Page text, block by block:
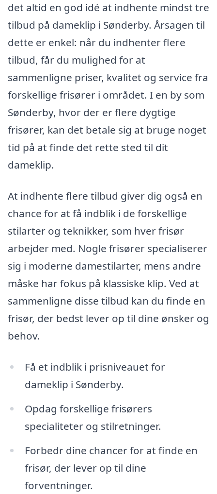
det altid en god idé at indhente mindst tre
tilbud på dameklip i Sønderby. Årsagen til
dette er enkel: når du indhenter flere
tilbud, får du mulighed for at
sammenligne priser, kvalitet og service fra
forskellige frisører i området. I en by som
Sønderby, hvor der er flere dygtige
frisører, kan det betale sig at bruge noget
tid på at finde det rette sted til dit
dameklip.
At indhente flere tilbud giver dig også en
chance for at få indblik i de forskellige
stilarter og teknikker, som hver frisør
arbejder med. Nogle frisører specialiserer
sig i moderne damestilarter, mens andre
måske har fokus på klassiske klip. Ved at
sammenligne disse tilbud kan du finde en
frisør, der bedst lever op til dine ønsker og
behov.
Få et indblik i prisniveauet for
dameklip i Sønderby.
Opdag forskellige frisørers
specialiteter og stilretninger.
Forbedr dine chancer for at finde en
frisør, der lever op til dine
forventninger.